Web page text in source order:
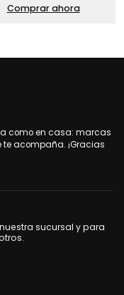
Comprar ahora
como en casa: marcas
te acompaña. ¡Gracias
sucursal y para